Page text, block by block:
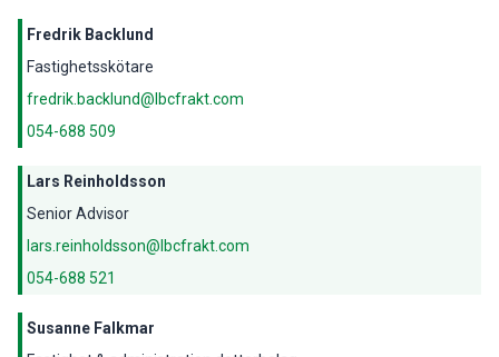
Fredrik Backlund
Fastighetsskötare
fredrik.backlund@lbcfrakt.com
054-688 509
Lars Reinholdsson
Senior Advisor
lars.reinholdsson@lbcfrakt.com
054-688 521
Susanne Falkmar